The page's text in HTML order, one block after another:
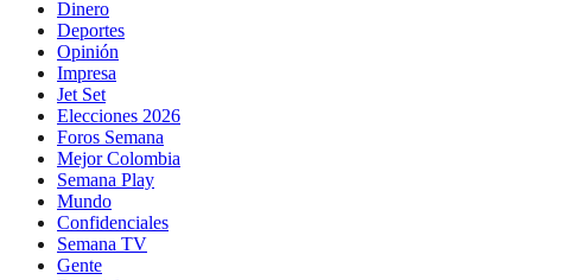
Dinero
Deportes
Opinión
Impresa
Jet Set
Elecciones 2026
Foros Semana
Mejor Colombia
Semana Play
Mundo
Confidenciales
Semana TV
Gente